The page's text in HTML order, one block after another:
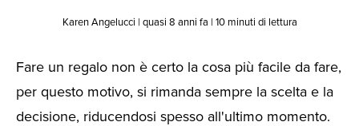
Karen Angelucci | quasi 8 anni fa | 10minuti di lettura
Fare un regalo non è certo la cosa più facile da fare,
per questo motivo, si rimanda sempre la scelta e la
decisione, riducendosi spesso all'ultimo momento.